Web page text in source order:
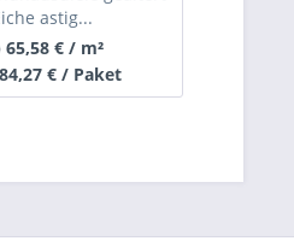
astig...
65,58 € / m²
€ / Paket